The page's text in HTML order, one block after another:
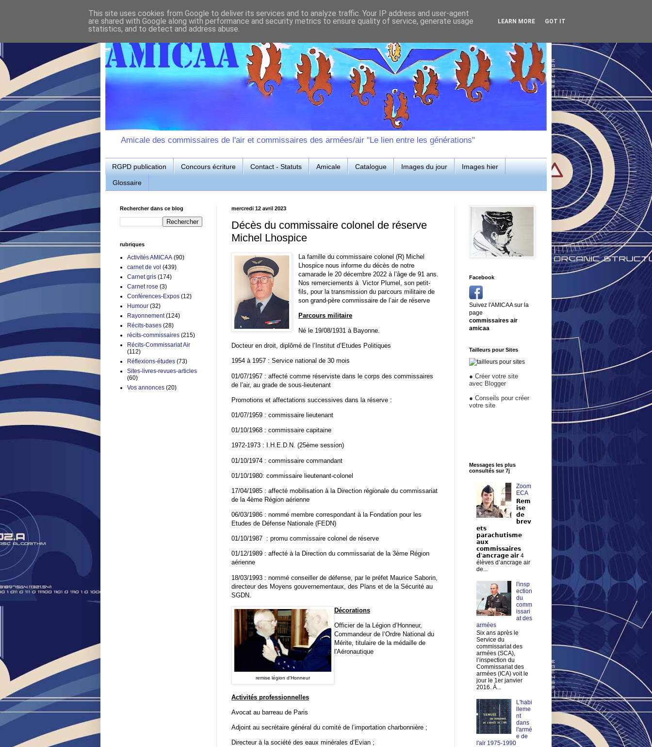
Amicale des commissaires de l'air et commissaires des armées/air "Le lien entre les générations"
RGPD publication Concours écriture Contact - Statuts Amicale Catalogue Images du jour Images hier
Glossaire
mercredi 12 avril 2023
Décès du commissaire colonel de réserve
Michel Lhospice
La famille du commissaire colonel (R) Michel
Lhospice nous informe du décès de notre
camarade le 20 décembre 2022 à l’âge de 91 ans.
Nos remerciements à Victor Plumel, son petit-
fils, pour la transmission du parcours militaire de
son grand-père commissaire de l’air de réserve
Parcours militaire
Né le 19/08/1931 à Bayonne.
Docteur en droit, diplômé de l’Institut d’Etudes Politiques
1954 à 1957 : Service national de 30 mois
01/07/1957 : affecté comme réserviste dans le corps des commissaires
de l’air, au grade de sous-lieutenant
Promotions et affectations successives dans la réserve :
01/07/1959 : commissaire lieutenant
01/10/1968 : commissaire capitaine
1972-1973 : I.H.E.D.N. (25ème session)
01/10/1974 : commissaire commandant
01/10/1980: commissaire lieutenant-colonel
17/04/1985 : affecté mobilisation à la Direction régionale du commissariat
de la 4ème Région aérienne
06/03/1986 : nommé membre correspondant à la Fondation pour les
Etudes de Défense Nationale (FEDN)
01/10/1987 : promu commissaire colonel de réserve
01/12/1989 : affecté à la Direction du commissariat de la 3ème Région
aérienne
18/03/1993 : nommé conseiller de défense, par le préfet Maurice Saborin,
directeur des Moyens gouvernementaux, des Plans et de la Sécurité au
SGDN.
remise légion d'Honneur
Décorations
Officier de la Légion d’Honneur,
Commandeur de l‘Ordre National du
Mérite, titulaire de la médaille de
l'Aéronautique
Activités professionnelles
Avocat au barreau de Paris
Adjoint au secrétaire général du comité de l’importation charbonnière ;
Directeur à la société des eaux minérales d’Evian ;
Rechercher dans ce blog
rubriques
Activités AMICAA (90)
carnet de vol (439)
Carnet gris (174)
Carnet rose (3)
Conférences-Expos (12)
Humour (32)
Rayonnement (124)
Récits-bases (28)
récits-commissaires (215)
Récits-Commissariat Air
(112)
Réflexions-études (73)
Sites-livres-revues-articles
(60)
Vos annonces (20)
Facebook
Suivez l'AMICAA sur la
page
commissaires air
amicaa
Tailleurs pour Sites
● Créer votre site
avec Blogger
● Conseils pour créer
votre site
Messages les plus
consultés sur 7j
Zoom
ECA
𝗥𝗲𝗺
𝗶𝘀𝗲
𝗱𝗲
𝗯𝗿𝗲𝘃
𝗲𝘁𝘀
𝗽𝗮𝗿𝗮𝗰𝗵𝘂𝘁𝗶𝘀𝗺𝗲
𝗮𝘂𝘅
𝗰𝗼𝗺𝗺𝗶𝘀𝘀𝗮𝗶𝗿𝗲𝘀
𝗱’𝗮𝗻𝗰𝗿𝗮𝗴𝗲 𝗮𝗶𝗿 4
élèves d’ancrage air
de...
l'insp
ection
du
comm
issari
at des
armées
Six ans après le
Service du
commissariat des
armées (SCA),
l’inspection du
Commissariat des
armées (ICA) voit le
jour le 1er janvier
2016. À...
L'habi
lleme
nt
dans
l'armé
e de
l'air 1975-1990
This site uses cookies from Google to deliver its services and to analyze traffic. Your IP address and user-agent
are shared with Google along with performance and security metrics to ensure quality of service, generate usage
statistics, and to detect and address abuse.
LEARN MORE GOT IT